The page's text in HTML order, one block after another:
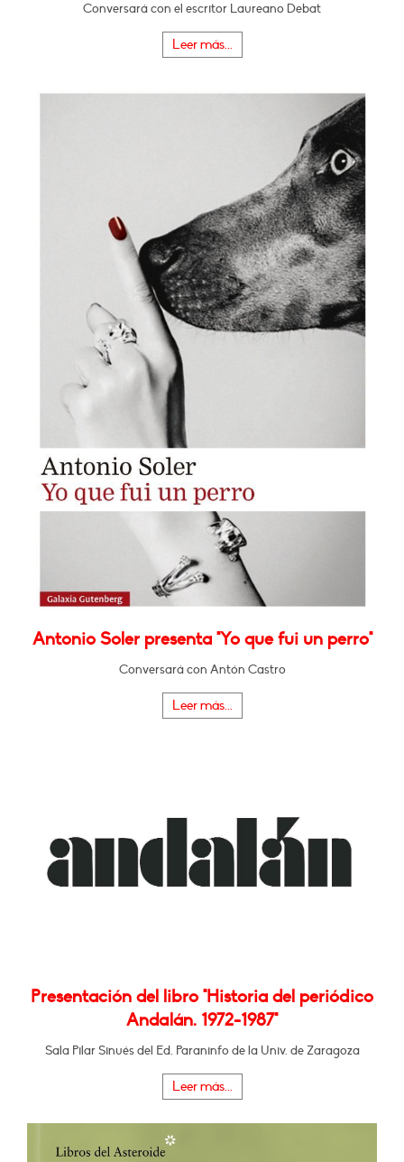
Conversará con el escritor Laureano Debat
Leer más...
Antonio Soler presenta "Yo que fui un perro"
Conversará con Antón Castro
Leer más...
Presentación del libro "Historia del periódico
Andalán. 1972-1987"
Sala Pilar Sinués del Ed. Paraninfo de la Univ. de Zaragoza
Leer más...